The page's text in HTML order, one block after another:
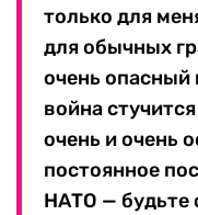
только для
для обычных
очень опасный
война
очень и очень
постоянное
НАТО —